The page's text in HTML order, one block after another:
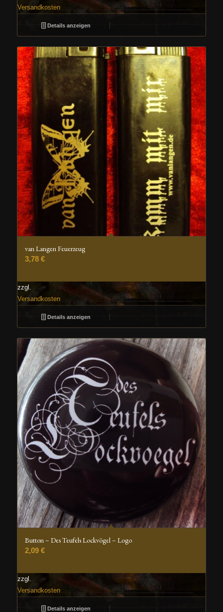
Versandkosten
Details anzeigen
van Langen Feuerzeug
3,78 €
zzgl.
Versandkosten
Details anzeigen
Button – Des Teufels Lockvögel – Logo
2,09 €
zzgl.
Versandkosten
Details anzeigen